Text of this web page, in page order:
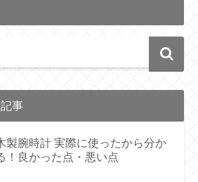
事
製腕時計 実際に使ったから分か
！良かった点・悪い点